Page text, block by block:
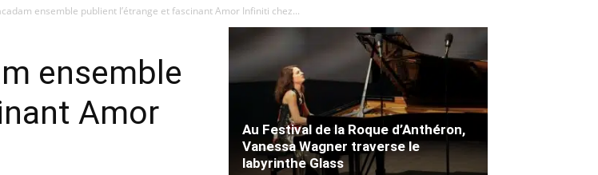
ensemble publient l’étrange et fascinant Amor Infiniti chez...
ensemble
Amor
Au Festival de la Roque d’Anthéron,
Vanessa Wagner traverse le
labyrinthe Glass